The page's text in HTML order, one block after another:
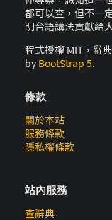
都可以查，但不一
明台語講法貢獻給
程式授權 MIT，辭
by BootStrap 5.
條款
關於本站
服務條款
隱私權條款
站內服務
查辭典